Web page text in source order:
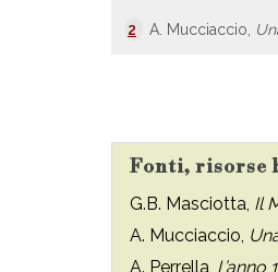
2 A. Mucciaccio,
Fonti, risorse
G.B. Masciotta, Il
A. Mucciaccio,
A. Perrella,